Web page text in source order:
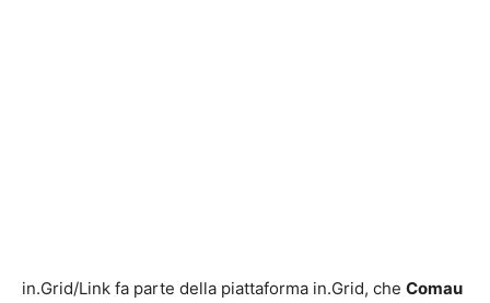
in.Grid/Link fa parte della piattaforma in.Grid, che Comau